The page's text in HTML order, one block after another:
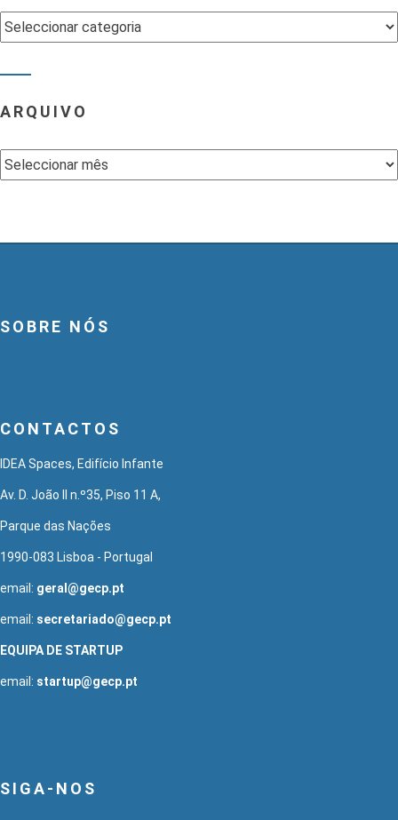
Categorias
ARQUIVO
Arquivo
SOBRE NÓS
CONTACTOS
IDEA Spaces, Edifício Infante
Av. D. João II n.º35, Piso 11 A,
Parque das Nações
1990-083 Lisboa - Portugal
email: geral@gecp.pt
email: secretariado@gecp.pt
EQUIPA DE STARTUP
email: startup@gecp.pt
SIGA-NOS